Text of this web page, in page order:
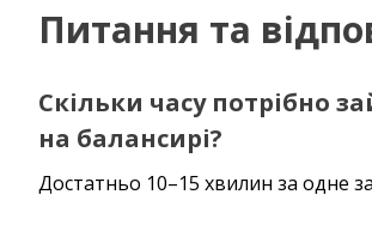
Питання та
Скільки часу потрібно
на балансирі?
Достатньо 10–15 хвилин за одне